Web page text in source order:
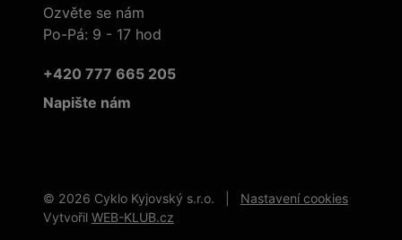
Ozvěte se nám
Po-Pá: 9 - 17 hod
+420 777 665 205
Napište nám
© 2026 Cyklo Kyjovský s.r.o. | Nastavení cookies
Vytvořil WEB-KLUB.cz